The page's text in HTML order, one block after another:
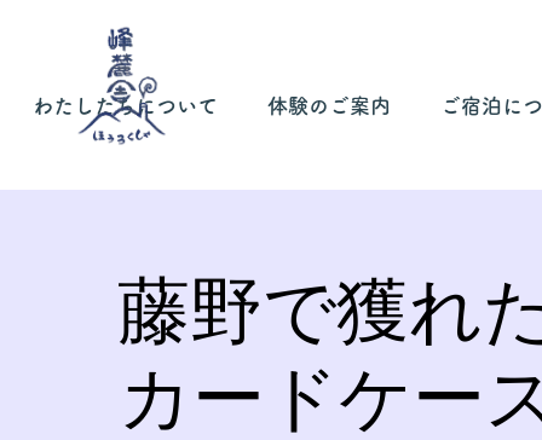
わたしたちについて 体験のご案内 ご宿泊に
藤野で獲れ
カードケー